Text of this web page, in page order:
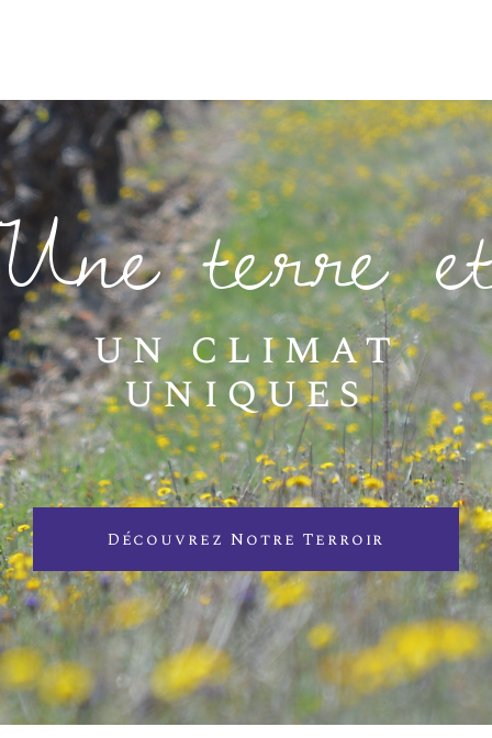
terre
un climat
uniques
Découvrez Notre Terroir